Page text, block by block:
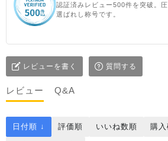
認証済みレビュー500件を突破。
選ばれし称号です。
レビューを書く 質問する
レビュー Q&A
日付順 ↓ 評価順 いいね数順 購